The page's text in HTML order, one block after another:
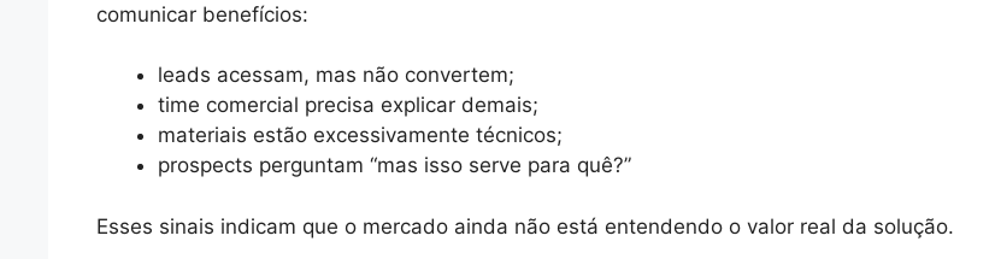
comunicar benefícios:
leads acessam, mas não convertem;
time comercial precisa explicar demais;
materiais estão excessivamente técnicos;
prospects perguntam “mas isso serve para quê?”
Esses sinais indicam que o mercado ainda não está entendendo o valor real da solução.